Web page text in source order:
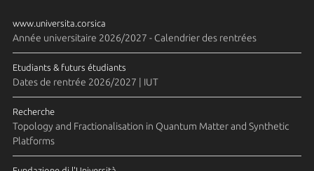
www.universita.corsica
Année universitaire 2026/2027 - Calendrier des rentrées
Etudiants & futurs étudiants
Dates de rentrée 2026/2027 | IUT
Recherche
Topology and Fractionalisation in Quantum Matter and Synthetic
Platforms